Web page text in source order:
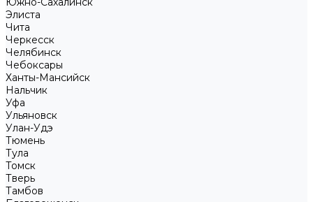
Элиста
Чита
Черкесск
Челябинск
Чебоксары
Ханты-Мансийск
Нальчик
Уфа
Ульяновск
Улан-Удэ
Тюмень
Тула
Томск
Тверь
Тамбов